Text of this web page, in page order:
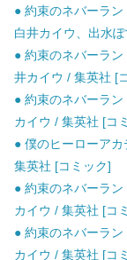
● 約束のネバーラ
白井カイウ、出水
● 約束のネバーラ
井カイウ / 集英社 [
● 約束のネバーラ
カイウ / 集英社 [コ
● 僕のヒーローア
集英社 [コミック]
● 約束のネバーラ
カイウ / 集英社 [コ
● 約束のネバーラ
カイウ / 集英社 [コ